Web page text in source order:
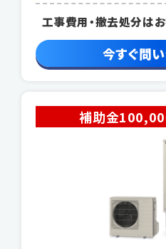
工事費用・撤去処分は
今すぐ問
補助金